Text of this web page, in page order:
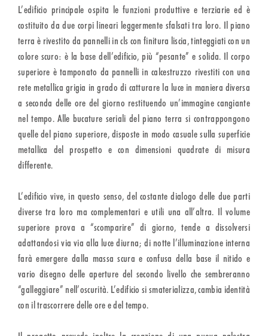
L’edificio principale ospita le funzioni produttive e terziarie ed è
costituito da due corpi lineari leggermente sfalsati tra loro. Il piano
terra è rivestito da pannelli in cls con finitura liscia, tinteggiati con un
colore scuro: è la base dell’edificio, più “pesante” e solida. Il corpo
superiore è tamponato da pannelli in calcestruzzo rivestiti con una
rete metallica grigia in grado di catturare la luce in maniera diversa
a seconda delle ore del giorno restituendo un’immagine cangiante
nel tempo. Alle bucature seriali del piano terra si contrappongono
quelle del piano superiore, disposte in modo casuale sulla superficie
metallica del prospetto e con dimensioni quadrate di misura
differente.
L’edificio vive, in questo senso, del costante dialogo delle due parti
diverse tra loro ma complementari e utili una all’altra. Il volume
superiore prova a “scomparire” di giorno, tende a dissolversi
adattandosi via via alla luce diurna; di notte l’illuminazione interna
farà emergere dalla massa scura e confusa della base il nitido e
vario disegno delle aperture del secondo livello che sembreranno
“galleggiare” nell’oscurità. L’edificio si smaterializza, cambia identità
con il trascorrere delle ore e del tempo.